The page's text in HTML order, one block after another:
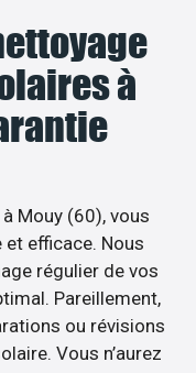
à
Mouy (60), vous
efficace. Nous
régulier de vos
Pareillement,
ou révisions
Vous n’aurez